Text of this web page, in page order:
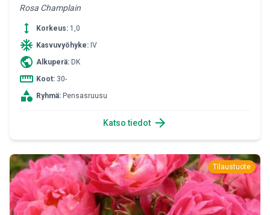
Rosa Champlain
height Korkeus: 1,0
ac_unit Kasvuvyöhyke: IV
public Alkuperä: DK
straighten Koot: 30-
category Ryhmä: Pensasruusu
Katso tiedot arrow_forward
Tilaustuote